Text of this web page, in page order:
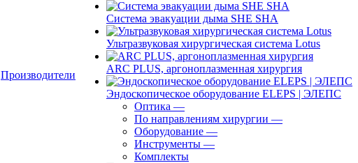
Производители
Система эвакуации дыма SHE SHA
Ультразвуковая хирургическая система Lotus
ARC PLUS, аргоноплазменная хирургия
Эндоскопическое оборудование ELEPS | ЭЛЕПС
Оптика —
По направлениям хирургии —
Оборудование —
Инструменты —
Комплекты